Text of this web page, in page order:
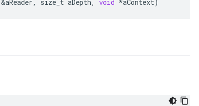
&aReader, size_t aDepth, void *aContext)